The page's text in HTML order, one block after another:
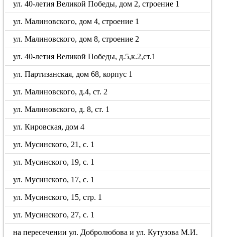
ул. 40-летия Великой Победы, дом 2, строение 1
ул. Малиновского, дом 4, строение 1
ул. Малиновского, дом 8, строение 2
ул. 40-летия Великой Победы, д.5,к.2,ст.1
ул. Партизанская, дом 68, корпус 1
ул. Малиновского, д.4, ст. 2
ул. Малиновского, д. 8, ст. 1
ул. Кировская, дом 4
ул. Мусинского, 21, с. 1
ул. Мусинского, 19, с. 1
ул. Мусинского, 17, с. 1
ул. Мусинского, 15, стр. 1
ул. Мусинского, 27, с. 1
на пересечении ул. Добролюбова и ул. Кутузова М.И.